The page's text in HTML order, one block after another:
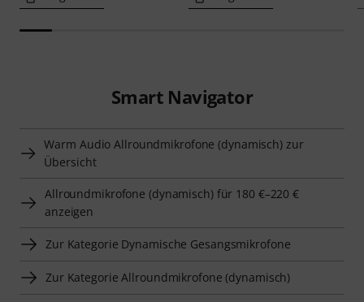
Smart Navigator
Warm Audio Allroundmikrofone (dynamisch) zur
Übersicht
Allroundmikrofone (dynamisch) für 180 €–220 €
anzeigen
Zur Kategorie Dynamische Gesangsmikrofone
Zur Kategorie Allroundmikrofone (dynamisch)